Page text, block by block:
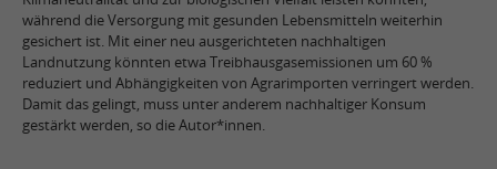
während die Versorgung mit gesunden Lebensmitteln weiterhin
gesichert ist. Mit einer neu ausgerichteten nachhaltigen
Landnutzung könnten etwa Treibhausgasemissionen um 60 %
reduziert und Abhängigkeiten von Agrarimporten verringert werden.
Damit das gelingt, muss unter anderem nachhaltiger Konsum
gestärkt werden, so die Autor*innen.